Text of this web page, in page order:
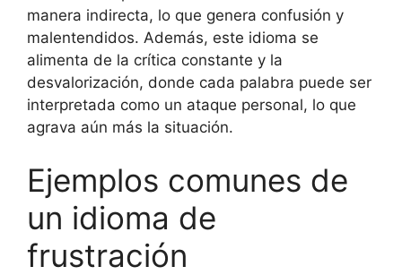
manera indirecta, lo que genera confusión y
malentendidos. Además, este idioma se
alimenta de la crítica constante y la
desvalorización, donde cada palabra puede ser
interpretada como un ataque personal, lo que
agrava aún más la situación.
Ejemplos comunes de
un idioma de
frustración